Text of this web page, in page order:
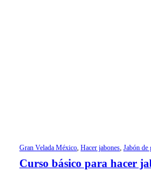
Gran Velada México, Hacer jabones, Jabón de
Curso básico para hacer